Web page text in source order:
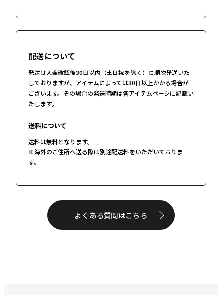
配送について
発送は入金確認後30日以内（土日祝を除く）に順次発送いた
しておりますが、アイテムによっては30日以上かかる場合が
ございます。その場合の発送時期は各アイテムページに記載い
たします。
送料について
送料は無料となります。
※海外のご住所へ送る際は別途配送料をいただいておりま
す。
よくある質問はこちら